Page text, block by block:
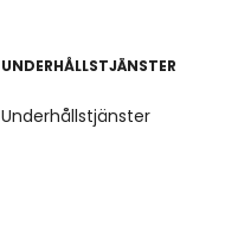
UNDERHÅLLSTJÄNSTER
Underhållstjänster